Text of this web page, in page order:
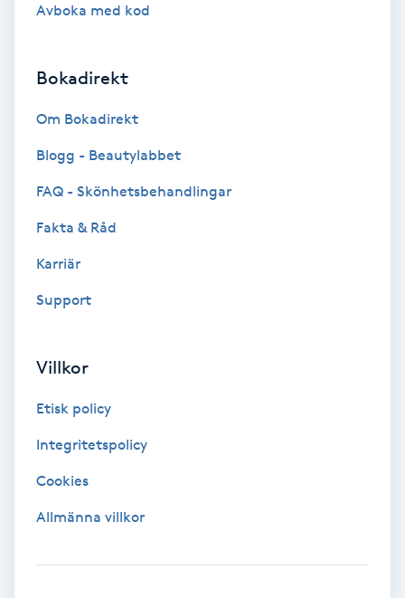
Extensions borttagning
Faceliftmassage
Fet hårbotten
Fibromassage
Avboka med kod
Bokadirekt
Om Bokadirekt
Blogg - Beautylabbet
FAQ - Skönhetsbehandlingar
Fakta & Råd
Karriär
Support
Villkor
Etisk policy
Integritetspolicy
Cookies
Allmänna villkor